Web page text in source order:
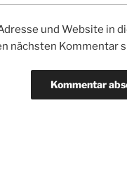
und Website in
nächsten Kommentar